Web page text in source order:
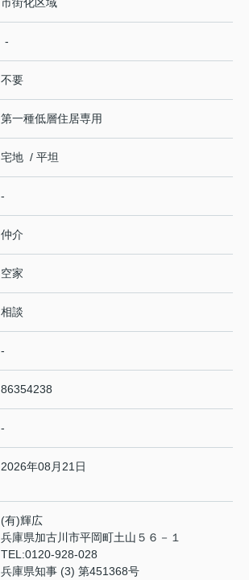
-
不要
第一種低層住居専用
宅地 / 平坦
-
仲介
空家
相談
-
86354238
-
2026年08月21日
(有)輝広
兵庫県加古川市平岡町土山５６－１
TEL:0120-928-028
兵庫県知事 (3) 第451368号